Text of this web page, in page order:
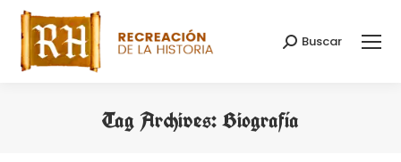
Search:
Buscar
Tag Archives:Biografía